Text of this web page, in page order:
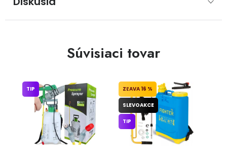
Súvisiaci tovar
TIP 16 %
SLEVOAKCE
TIP